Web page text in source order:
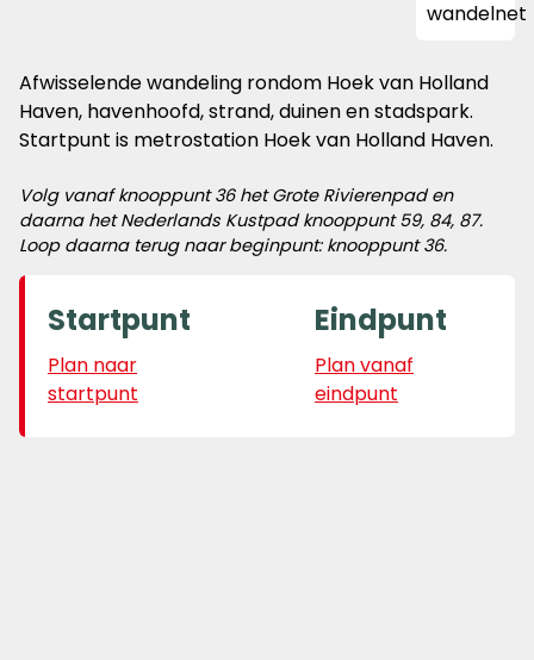
Afwisselende wandeling rondom Hoek van Holland
Haven, havenhoofd, strand, duinen en stadspark.
Startpunt is metrostation Hoek van Holland Haven.
Volg vanaf knooppunt 36 het Grote Rivierenpad en
daarna het Nederlands Kustpad knooppunt 59, 84, 87.
Loop daarna terug naar beginpunt: knooppunt 36.
Startpunt
Plan naar
startpunt
Eindpunt
Plan vanaf
eindpunt